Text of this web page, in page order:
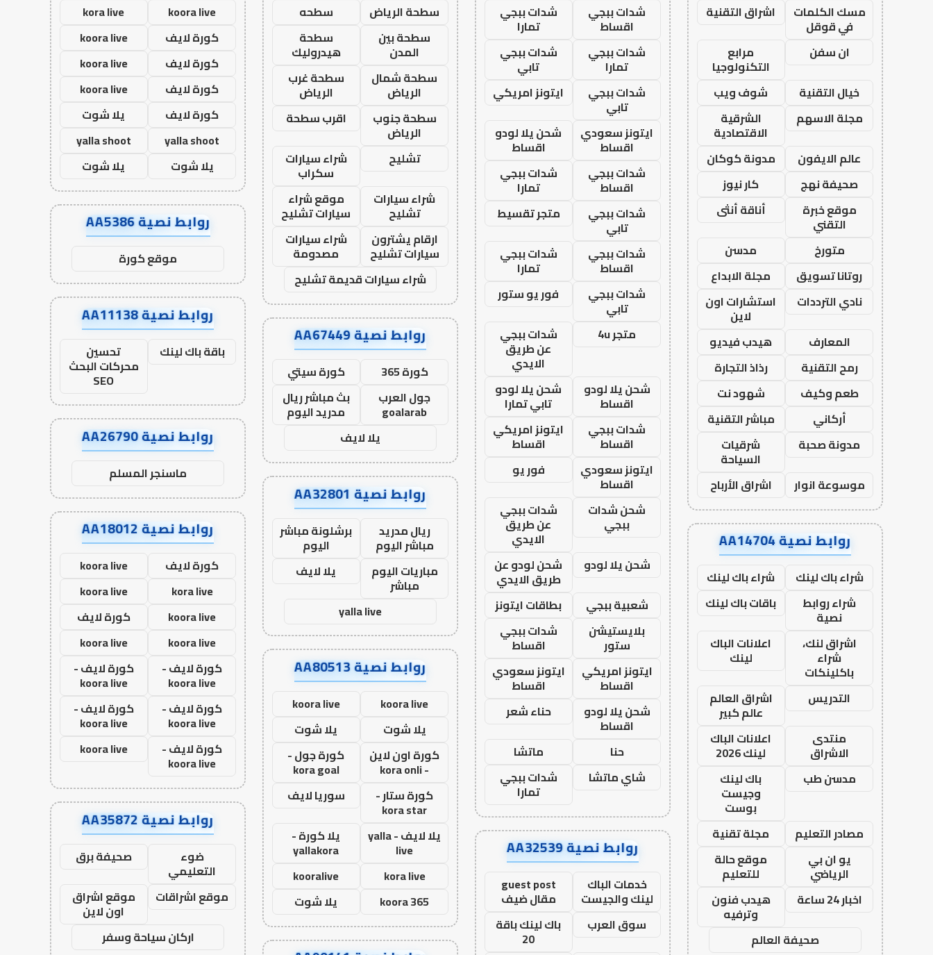
مسك الكلمات
في قوقل
اشراق التقنية
ان سفن
مرابع
التكنولوجيا
خيال التقنية
شوف ويب
مجلة الاسهم
الشرقية
الاقتصادية
عالم الايفون
مدونة كوكان
صحيفة نهج
كار نيوز
موقع خبرة
التقني
أناقة أنثى
متورخ
مدسن
روتانا تسويق
مجلة الابداع
نادي الترددات
استشارات اون
لاين
المعارف
هيدب فيديو
رمح التقنية
رذاذ التجارة
طعم وكيف
شهود نت
أركاني
مباشر التقنية
مدونة صحبة
شرقيات
السياحة
موسوعة انوار
اشراق الأرباح
روابط نصية AA14704
شراء باك لينك
شراء باك لينك
شراء روابط
نصية
باقات باك لينك
اشراق لنك،
شراء
باكلينكات
اعلانات الباك
لينك
التدريس
اشراق العالم
عالم كبير
منتدى
الاشراق
اعلانات الباك
لينك 2026
مدسن طب
باك لينك
وجيست
بوست
مصادر التعليم
مجلة تقنية
يو ان بي
الرياضي
موقع حالة
للتعليم
اخبار 24 ساعة
هيدب فنون
وترفيه
صحيفة العالم
شدات ببجي
اقساط
شدات ببجي
تمارا
شدات ببجي
تمارا
شدات ببجي
تابي
شدات ببجي
تابي
ايتونز امريكي
ايتونز سعودي
اقساط
شحن يلا لودو
اقساط
شدات ببجي
اقساط
شدات ببجي
تمارا
شدات ببجي
تابي
متجر تقسيط
شدات ببجي
اقساط
شدات ببجي
تمارا
شدات ببجي
تابي
فور يو ستور
متجر 4u
شدات ببجي
عن طريق
الايدي
شحن يلا لودو
اقساط
شحن يلا لودو
تابي تمارا
شدات ببجي
اقساط
ايتونز امريكي
اقساط
ايتونز سعودي
اقساط
فور يو
شحن شدات
ببجي
شدات ببجي
عن طريق
الايدي
شحن يلا لودو
شحن لودو عن
طريق الايدي
شعبية ببجي
بطاقات ايتونز
بلايستيشن
ستور
شدات ببجي
اقساط
ايتونز امريكي
اقساط
ايتونز سعودي
اقساط
شحن يلا لودو
اقساط
حناء شعر
حنا
ماتشا
شاي ماتشا
شدات ببجي
تمارا
روابط نصية AA32539
خدمات الباك
لينك والجيست
guest post
مقال ضيف
سوق العرب
باك لينك باقة
20
سطحة الرياض
سطحه
سطحة بين
المدن
سطحة
هيدروليك
سطحة شمال
الرياض
سطحة غرب
الرياض
سطحة جنوب
الرياض
اقرب سطحة
تشليح
شراء سيارات
سكراب
شراء سيارات
تشليح
موقع شراء
سيارات تشليح
ارقام يشترون
سيارات تشليح
شراء سيارات
مصدومة
شراء سيارات قديمة تشليح
روابط نصية AA67449
كورة 365
كورة سيتي
جول العرب
goalarab
بث مباشر ريال
مدريد اليوم
يلا لايف
روابط نصية AA32801
ريال مدريد
مباشر اليوم
برشلونة مباشر
اليوم
مباريات اليوم
مباشر
يلا لايف
yalla live
روابط نصية AA80513
koora live
koora live
يلا شوت
يلا شوت
كورة اون لاين
- kora onli
كورة جول -
kora goal
كورة ستار -
kora star
سوريا لايف
يلا لايف - yalla
live
يلا كورة -
yallakora
kora live
kooralive
koora 365
يلا شوت
koora live
kora live
كورة لايف
koora live
كورة لايف
koora live
كورة لايف
koora live
كورة لايف
يلا شوت
yalla shoot
yalla shoot
يلا شوت
يلا شوت
روابط نصية AA5386
موقع كورة
روابط نصية AA11138
باقة باك لينك تحسين
محركات البحث
SEO
روابط نصية AA26790
ماسنجر المسلم
روابط نصية AA18012
كورة لايف
koora live
kora live
koora live
koora live
كورة لايف
koora live
koora live
كورة لايف -
koora live
كورة لايف -
koora live
كورة لايف -
koora live
كورة لايف -
koora live
كورة لايف -
koora live
koora live
روابط نصية AA35872
ضوء
التعليمي
صحيفة برق
موقع اشراقات
موقع اشراق
اون لاين
اركان سياحة وسفر